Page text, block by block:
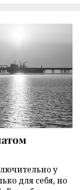
у
для себя, но